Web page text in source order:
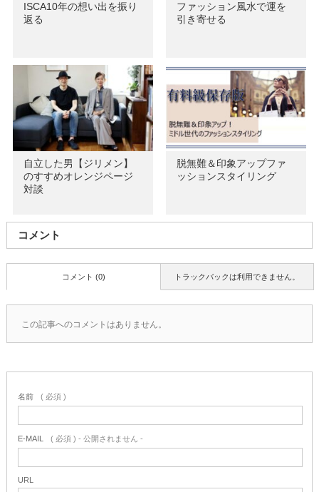
ISCA10年の想い出を振り
返る
ファッション風水で運を
引き寄せる
自立した男【ジリメン】
のすすめオレンジページ
対談
脱無難＆印象アップファ
ッションスタイリング
コメント
トラックバックは利用できません。
コメント (0)
この記事へのコメントはありません。
名前 ( 必須 )
E-MAIL ( 必須 ) - 公開されません -
URL